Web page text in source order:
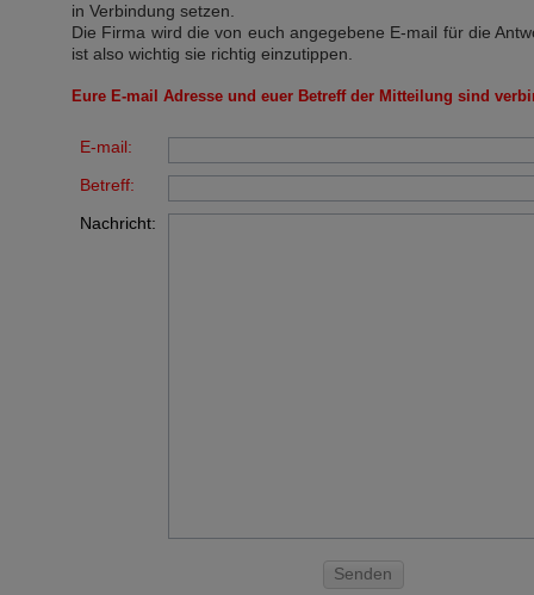
in Verbindung setzen.
Die Firma wird die von euch angegebene E-mail für die
ist also wichtig sie richtig einzutippen.
Eure E-mail Adresse und euer Betreff der Mitteilung sind
E-mail:
Betreff:
Nachricht:
Senden